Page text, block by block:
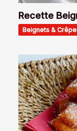
Recette
Beignets &